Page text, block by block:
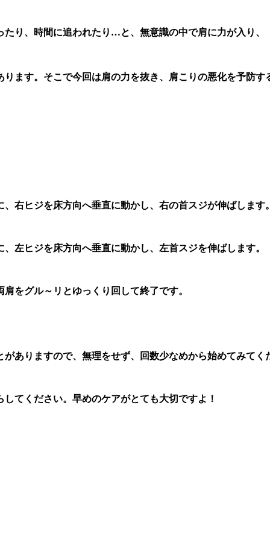
り、時間に追われたり…と、無意識の中で肩に力が入り、
ます。そこで今回は肩の力を抜き、肩こりの悪化を予防
右ヒジを床方向へ垂直に動かし、右の首スジが伸ばします
左ヒジを床方向へ垂直に動かし、左首スジを伸ばします。
をグル～リとゆっくり回して終了です。
ありますので、無理をせず、回数少なめから始めてみてく
てください。早めのケアがとても大切ですよ！